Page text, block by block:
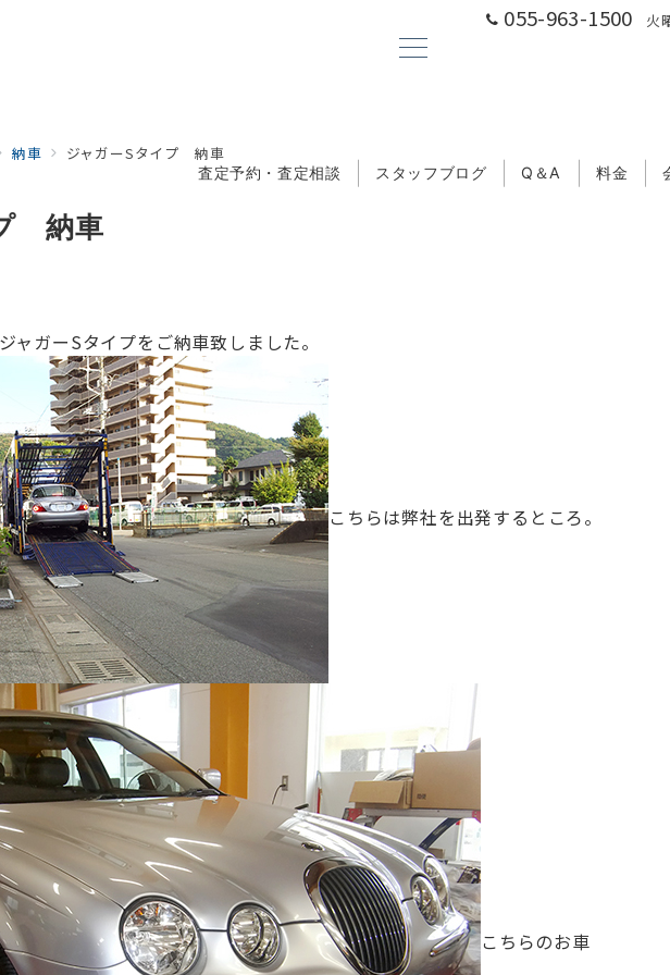
055-963-1500 火
査定予約・査定相談 スタッフブログ Q＆A 料金
納車 ジャガーSタイプ 納車
納車
ャガーSタイプをご納車致しました。
こちらは弊社を出発するところ。
こちらのお車
お問合せ電話番号
055-963-1500